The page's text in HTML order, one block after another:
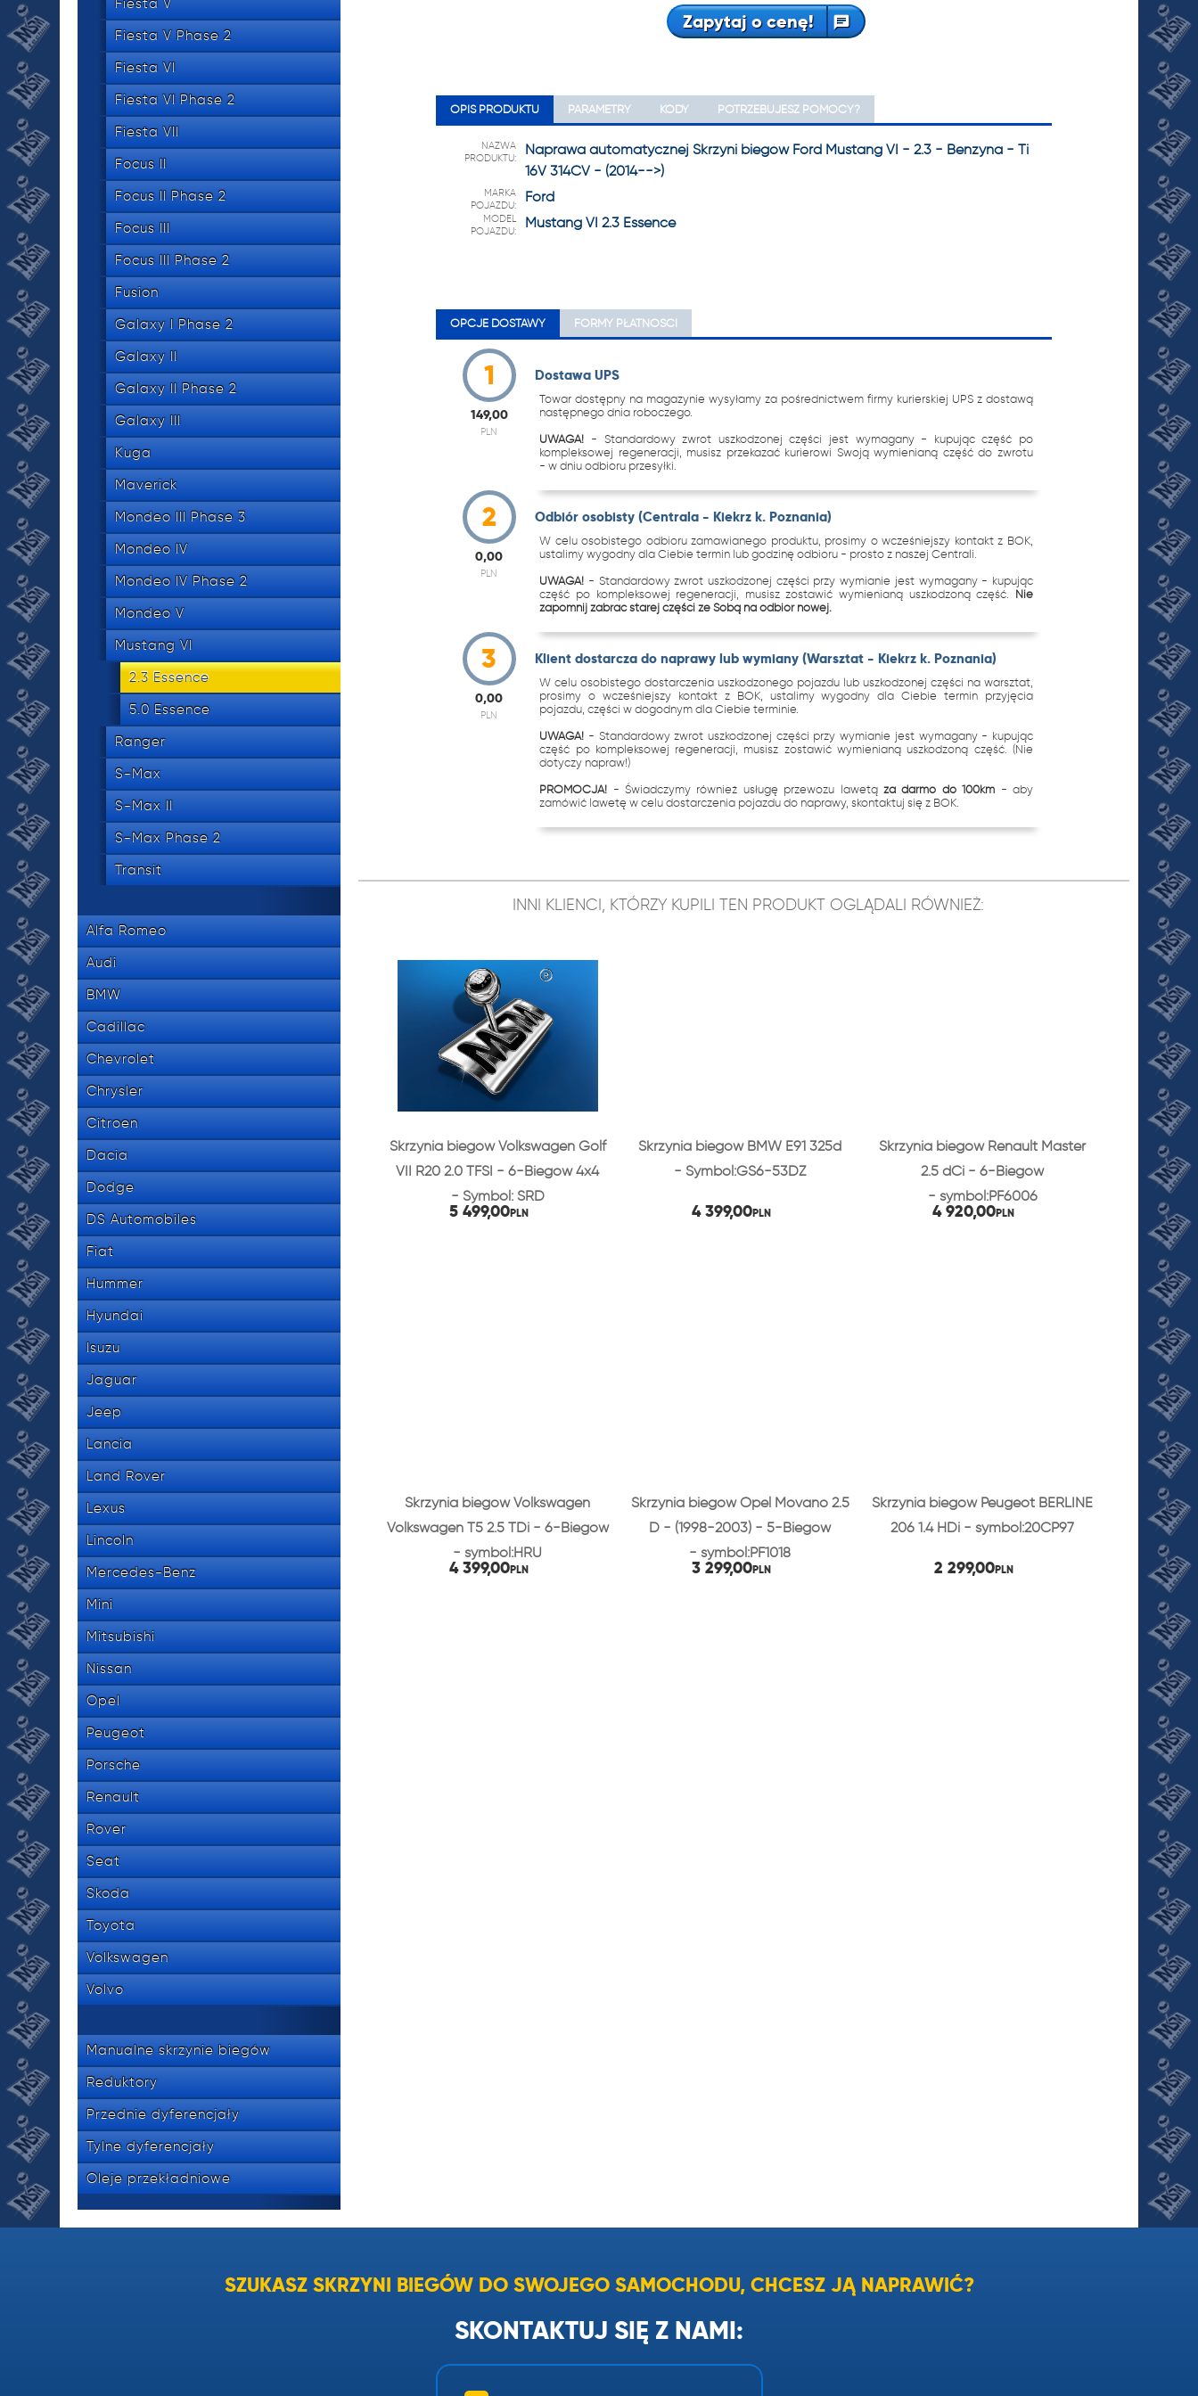
tel.
Fiesta V
Fiesta V Phase 2
Fiesta VI
Fiesta VI Phase 2
Fiesta VII
Focus II
Focus II Phase 2
Focus III
Focus III Phase 2
Fusion
Galaxy I Phase 2
Galaxy II
Galaxy II Phase 2
Galaxy III
Kuga
Maverick
Mondeo III Phase 3
Mondeo IV
Mondeo IV Phase 2
Mondeo V
Mustang VI
2.3 Essence
5.0 Essence
Ranger
S-Max
S-Max II
S-Max Phase 2
Transit
Alfa Romeo
Audi
BMW
Cadillac
Chevrolet
Chrysler
Citroen
Dacia
Dodge
DS Automobiles
Fiat
Hummer
Hyundai
Isuzu
Jaguar
Jeep
Lancia
Land Rover
Lexus
Lincoln
Mercedes-Benz
Mini
Mitsubishi
Nissan
Opel
Peugeot
Porsche
Renault
Rover
Seat
Skoda
Toyota
Volkswagen
Volvo
Manualne skrzynie biegów
Reduktory
Przednie dyferencjały
Tylne dyferencjały
Oleje przekładniowe
Zapytaj o cenę!
OPIS PRODUKTU PARAMETRY KODY POTRZEBUJESZ POMOCY?
NAZWA
PRODUKTU:
Naprawa automatycznej Skrzyni biegów Ford Mustang VI - 2.3 - Benzyna - Ti
16V 314CV - (2014-->)
MARKA
POJAZDU:
Ford
MODEL
POJAZDU:
Mustang VI 2.3 Essence
OPCJE DOSTAWY FORMY PŁATNOŚCI
1
149,00
PLN
Dostawa UPS
Towar dostępny na magazynie wysyłamy za pośrednictwem firmy kurierskiej UPS z dostawą
następnego dnia roboczego.
UWAGA! - Standardowy zwrot uszkodzonej części jest wymagany - kupując część po
kompleksowej regeneracji, musisz przekazać kurierowi Swoją wymienianą część do zwrotu
- w dniu odbioru przesyłki.
2
0,00
PLN
Odbiór osobisty (Centrala - Kiekrz k. Poznania)
W celu osobistego odbioru zamawianego produktu, prosimy o wcześniejszy kontakt z BOK,
ustalimy wygodny dla Ciebie termin lub godzinę odbioru - prosto z naszej Centrali.
UWAGA! - Standardowy zwrot uszkodzonej części przy wymianie jest wymagany - kupując
część po kompleksowej regeneracji, musisz zostawić wymienianą uszkodzoną część. Nie
zapomnij zabrać starej części ze Sobą na odbiór nowej.
3
0,00
PLN
Klient dostarcza do naprawy lub wymiany (Warsztat - Kiekrz k. Poznania)
W celu osobistego dostarczenia uszkodzonego pojazdu lub uszkodzonej części na warsztat,
prosimy o wcześniejszy kontakt z BOK, ustalimy wygodny dla Ciebie termin przyjęcia
pojazdu, części w dogodnym dla Ciebie terminie.
UWAGA! - Standardowy zwrot uszkodzonej części przy wymianie jest wymagany - kupując
część po kompleksowej regeneracji, musisz zostawić wymienianą uszkodzoną część. (Nie
dotyczy napraw!)
PROMOCJA! - Świadczymy również usługę przewozu lawetą za darmo do 100km - aby
zamówić lawetę w celu dostarczenia pojazdu do naprawy, skontaktuj się z BOK.
INNI KLIENCI, KTÓRZY KUPILI TEN PRODUKT OGLĄDALI RÓWNIEŻ:
Skrzynia biegów Volkswagen Golf
VII R20 2.0 TFSI - 6-Biegów 4x4
- Symbol: SRD
5 499,00PLN
Skrzynia biegów BMW E91 325d
- Symbol:GS6-53DZ
4 399,00PLN
Skrzynia biegów Renault Master
2.5 dCi - 6-Biegów
- symbol:PF6006
4 920,00PLN
Skrzynia biegów Volkswagen
Volkswagen T5 2.5 TDi - 6-Biegów
- symbol:HRU
4 399,00PLN
Skrzynia biegów Opel Movano 2.5
D - (1998-2003) - 5-Biegów
- symbol:PF1018
3 299,00PLN
Skrzynia biegów Peugeot BERLINE
206 1.4 HDi - symbol:20CP97
2 299,00PLN
SZUKASZ SKRZYNI BIEGÓW DO SWOJEGO SAMOCHODU, CHCESZ JĄ NAPRAWIĆ?
SKONTAKTUJ SIĘ Z NAMI: